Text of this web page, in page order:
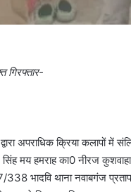
गिरफ्तार-
अपराधिक क्रिया कलापों में
मय हमराह का0 नीरज
भादवि थाना नवाबगंज